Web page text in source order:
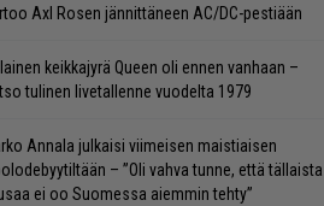
Axl Rosen jännittäneen AC/DC-pestiään
keikkajyrä Queen oli ennen vanhaan –
tulinen livetallenne vuodelta 1979
Annala julkaisi viimeisen maistiaisen
– ”Oli vahva tunne, että tällaista
ei oo Suomessa aiemmin tehty”